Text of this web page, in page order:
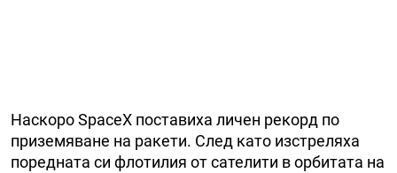
Наскоро SpaceX поставиха личен рекорд по
приземяване на ракети. След като изстреляха
поредната си флотилия от сателити в орбитата на